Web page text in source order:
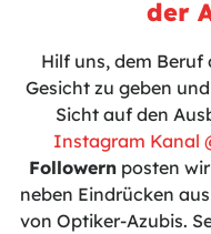
der
Hilf uns, dem Beruf
Gesicht zu geben
Sicht auf den
Instagram Kanal
Followernposten
neben Eindrücken
von Optiker-Azubis.